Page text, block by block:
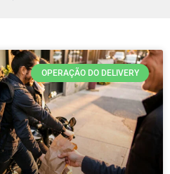
OPERAÇÃO DO DELIVERY